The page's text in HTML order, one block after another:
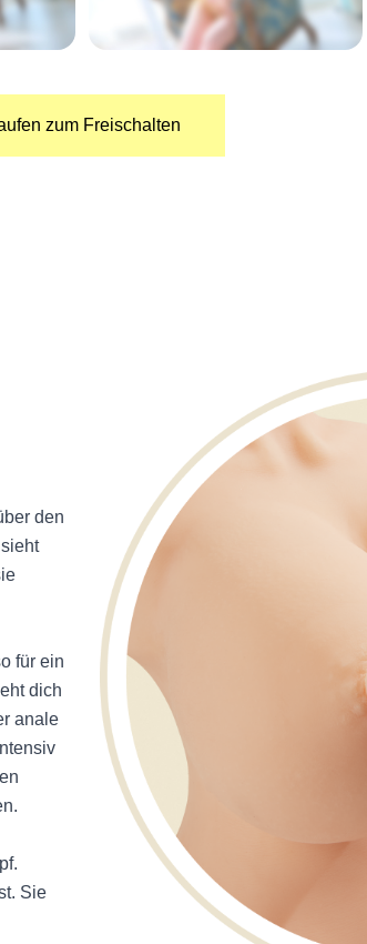
zum Freischalten
den
für ein
dich
anale
Sie